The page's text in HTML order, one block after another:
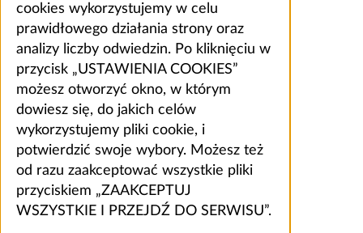
cookies wykorzystujemy w celu
prawidłowego działania strony oraz
analizy liczby odwiedzin. Po kliknięciu w
przycisk „USTAWIENIA COOKIES”
możesz otworzyć okno, w którym
dowiesz się, do jakich celów
wykorzystujemy pliki cookie, i
potwierdzić swoje wybory. Możesz też
od razu zaakceptować wszystkie pliki
przyciskiem „ZAAKCEPTUJ
WSZYSTKIE I PRZEJDŹ DO SERWISU”.